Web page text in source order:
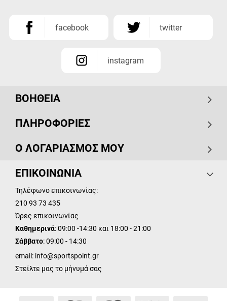
facebook twitter
instagram
ΒΟΗΘΕΙΑ
ΠΛΗΡΟΦΟΡΙΕΣ
Ο ΛΟΓΑΡΙΑΣΜΟΣ ΜΟΥ
ΕΠΙΚΟΙΝΩΝΙΑ
Τηλέφωνο επικοινωνίας:
210 93 73 435
Ώρες επικοινωνίας
Καθημερινά: 09:00 -14:30 και 18:00 - 21:00
Σάββατο: 09:00 - 14:30
email: info@sportspoint.gr
Στείλτε μας το μήνυμά σας